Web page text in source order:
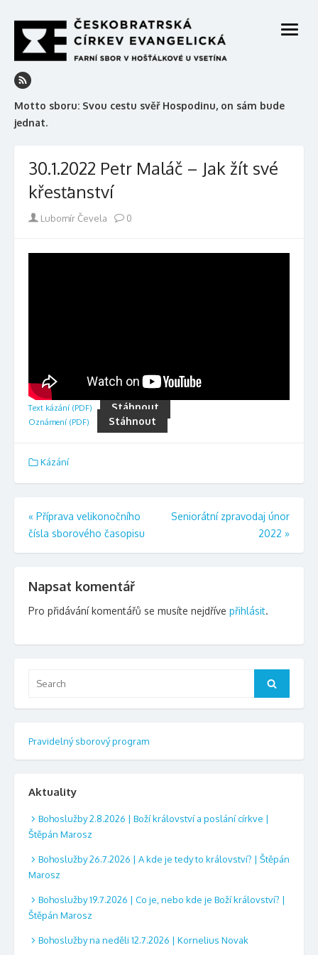
to
content
Motto sboru: Svou cestu svěř Hospodinu, on sám bude
jednat.
open
30.1.2022 Petr Maláč – Jak žít své
křesťanství
Author
Lubomír Čevela 0
Text kázání (PDF) Stáhnout
Oznámení (PDF) Stáhnout
Kázání
Navigace
pro
« Příprava velikonočního
čísla sborového časopisu
Seniorátní zpravodaj únor
2022 »
Napsat komentář
Pro přidávání komentářů se musíte nejdříve přihlásit.
Search
Pravidelný sborový program
Aktuality
Bohoslužby 2.8.2026 | Boží království a poslání církve |
Štěpán Marosz
Bohoslužby 26.7.2026 | A kde je tedy to království? | Štěpán
Marosz
Bohoslužby 19.7.2026 | Co je, nebo kde je Boží království? |
Štěpán Marosz
Bohoslužby na neděli 12.7.2026 | Kornelius Novak